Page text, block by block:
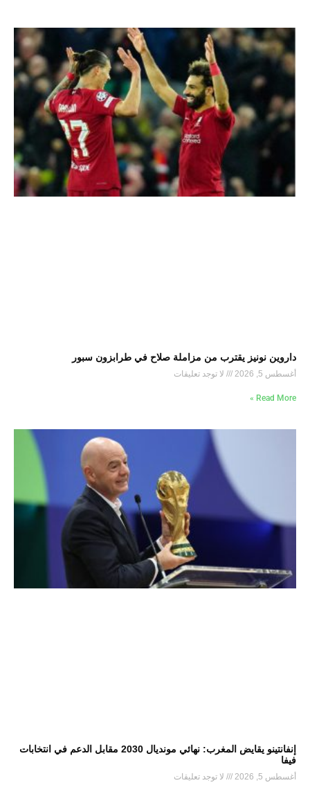
داروين نونيز يقترب من مزاملة صلاح في طرابزون سبور
أغسطس 5, 2026 لا توجد تعليقات
Read More »
إنفانتينو يقايض المغرب: نهائي مونديال 2030 مقابل الدعم في انتخابات
فيفا
أغسطس 5, 2026 لا توجد تعليقات